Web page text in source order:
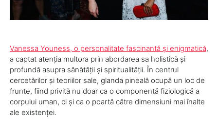
Vanessa Youness, o personalitate fascinantă și enigmatică,
a captat atenția multora prin abordarea sa holistică și
profundă asupra sănătății și spiritualității. În centrul
cercetărilor și teoriilor sale, glanda pineală ocupă un loc de
frunte, fiind privită nu doar ca o componentă fiziologică a
corpului uman, ci și ca o poartă către dimensiuni mai înalte
ale existenței.